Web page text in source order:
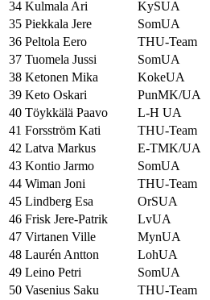
34 Kulmala Ari KySUA
35 Piekkala Jere SomUA
36 Peltola Eero THU-Team
37 Tuomela Jussi SomUA
38 Ketonen Mika KokeUA
39 Keto Oskari PunMK/UA
40 Töykkälä Paavo L-H UA
41 Forsström Kati THU-Team
42 Latva Markus E-TMK/UA
43 Kontio Jarmo SomUA
44 Wiman Joni THU-Team
45 Lindberg Esa OrSUA
46 Frisk Jere-Patrik LvUA
47 Virtanen Ville MynUA
48 Laurén Antton LohUA
49 Leino Petri SomUA
50 Vasenius Saku THU-Team